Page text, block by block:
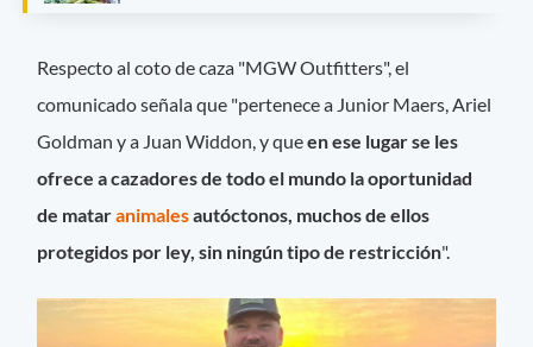
Respecto al coto de caza "MGW Outfitters", el
comunicado señala que "pertenece a Junior Maers, Ariel
Goldman y a Juan Widdon, y queen ese lugar se les
ofrece a cazadores de todo el mundo la oportunidad
de mataranimalesautóctonos, muchos de ellos
protegidos por ley, sin ningún tipo de restricción".